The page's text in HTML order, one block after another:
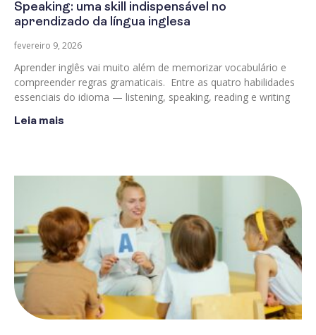
Speaking: uma skill indispensável no
aprendizado da língua inglesa
fevereiro 9, 2026
Aprender inglês vai muito além de memorizar vocabulário e
compreender regras gramaticais. Entre as quatro habilidades
essenciais do idioma — listening, speaking, reading e writing
Leia mais